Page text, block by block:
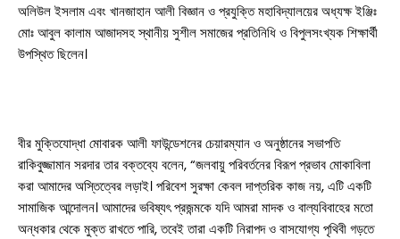
শ্যামনগর
কলারোয়া
বিনোদন
খেলাধুলা
অলিউল ইসলাম এবং খানজাহান আলী বিজ্ঞান ও প্রযুক্তি মহাবিদ্যালয়ের অধ্যক্ষ ইঞ্জিঃ
মোঃ আবুল কালাম আজাদসহ স্থানীয় সুশীল সমাজের প্রতিনিধি ও বিপুলসংখ্যক শিক্ষার্থী
উপস্থিত ছিলেন।
বীর মুক্তিযোদ্ধা মোবারক আলী ফাউন্ডেশনের চেয়ারম্যান ও অনুষ্ঠানের সভাপতি
রাকিবুজ্জামান সরদার তার বক্তব্যে বলেন, “জলবায়ু পরিবর্তনের বিরূপ প্রভাব মোকাবিলা
করা আমাদের অস্তিত্বের লড়াই। পরিবেশ সুরক্ষা কেবল দাপ্তরিক কাজ নয়, এটি একটি
সামাজিক আন্দোলন। আমাদের ভবিষ্যৎ প্রজন্মকে যদি আমরা মাদক ও বাল্যবিবাহের মতো
অন্ধকার থেকে মুক্ত রাখতে পারি, তবেই তারা একটি নিরাপদ ও বাসযোগ্য পৃথিবী গড়তে